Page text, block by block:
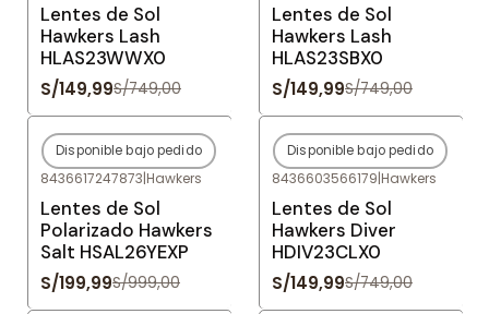
Lentes de Sol
Hawkers Lash
HLAS23WWX0
S/149,99S/749,00
Lentes de Sol
Hawkers Lash
HLAS23SBX0
S/149,99S/749,00
-80%OFF
Agotado
Disponible bajo pedido
8436617247873|Hawkers
Lentes de Sol
Polarizado Hawkers
Salt HSAL26YEXP
S/199,99S/999,00
-80%OFF
Agotado
Disponible bajo pedido
8436603566179|Hawkers
Lentes de Sol
Hawkers Diver
HDIV23CLX0
S/149,99S/749,00